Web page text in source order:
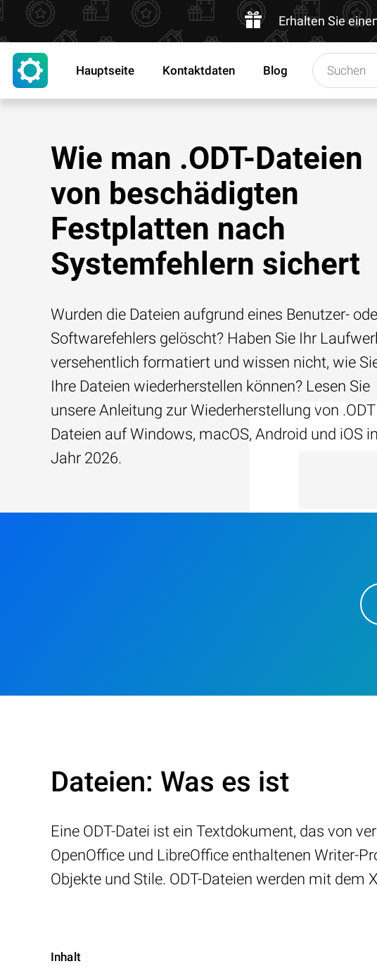
Erhalten Sie
Hauptseite Kontaktdaten Blog
Wie man .ODT-Dateien
von beschädigten
Festplatten nach
Systemfehlern sichert
Wurden die Dateien aufgrund eines Benutzer-
Softwarefehlers gelöscht? Haben Sie Ihr
versehentlich formatiert und wissen nicht, wie
Ihre Dateien wiederherstellen können? Lesen Sie
unsere Anleitung zur Wiederherstellung von .ODT
Dateien auf Windows, macOS, Android und iOS
Jahr 2026.
Dateien: Was es ist
Eine ODT-Datei ist ein Textdokument, das von
OpenOffice und LibreOffice enthaltenen Writer-
Objekte und Stile. ODT-Dateien werden mit
Inhalt